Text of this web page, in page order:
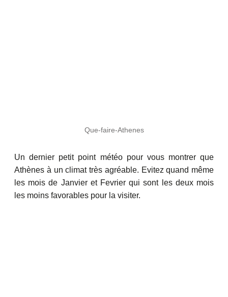
Que-faire-Athenes
Un dernier petit point météo pour vous montrer que
Athènes à un climat très agréable. Evitez quand même
les mois de Janvier et Fevrier qui sont les deux mois
les moins favorables pour la visiter.